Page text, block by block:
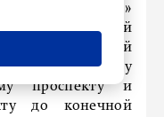
завод»
Синопской
Амбарной
Заневскому
проспекту и
до конечной